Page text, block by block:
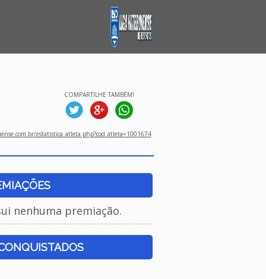
COMPARTILHE TAMBÉM!
estatistica_atleta.php?cod_atleta=1001674
nenhuma premiação.